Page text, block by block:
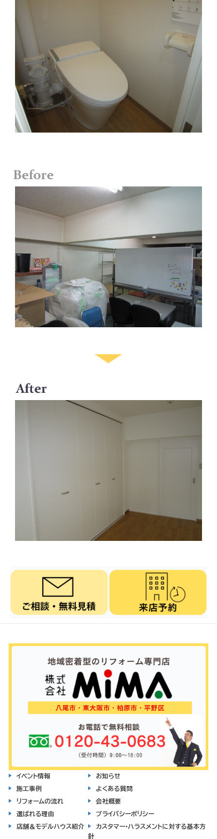
イベント情報
施工事例
リフォームの流れ
選ばれる理由
店舗＆モデルハウス紹介
お知らせ
よくある質問
会社概要
プライバシーポリシー
カスタマー・ハラスメントに対する基本方
針